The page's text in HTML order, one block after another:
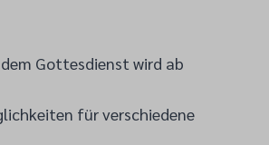
Gottesdienst wird ab
für verschiedene